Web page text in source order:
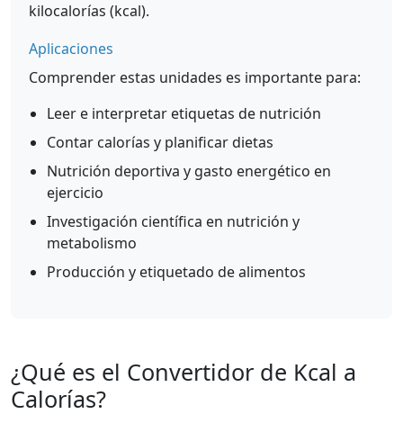
kilocalorías (kcal).
Aplicaciones
Comprender estas unidades es importante para:
Leer e interpretar etiquetas de nutrición
Contar calorías y planificar dietas
Nutrición deportiva y gasto energético en
ejercicio
Investigación científica en nutrición y
metabolismo
Producción y etiquetado de alimentos
¿Qué es el Convertidor de Kcal a
Calorías?